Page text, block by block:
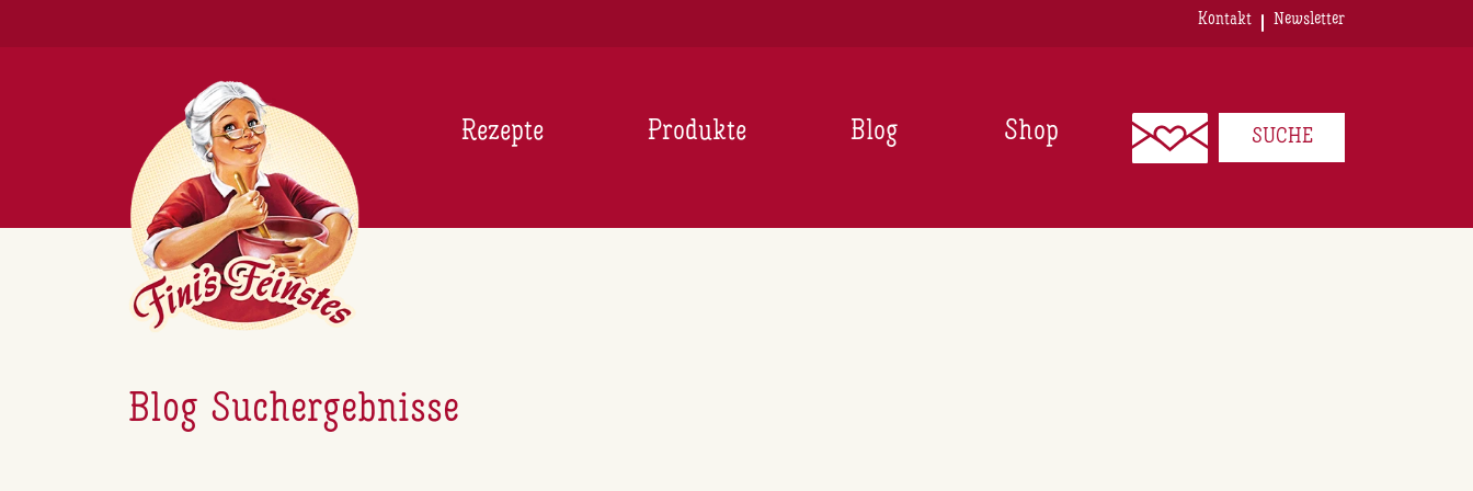
Kontakt Newsletter
Rezepte Produkte Blog Shop SUCHE
Blog Suchergebnisse